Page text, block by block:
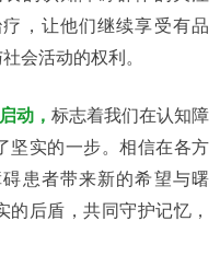
，让他们继续享受有品
会活动的权利。
动， 标志着我们在认知障
坚实的一步。相信在各方
患者带来新的希望与曙
后盾，共同守护记忆，